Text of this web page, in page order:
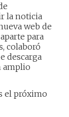
la noticia
web de
para
colaboró
descarga
amplio
el próximo